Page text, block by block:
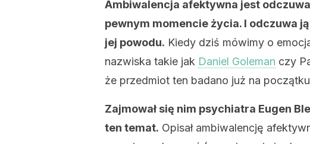
Ambiwalencja afektywna jest
pewnym momencie życia. I odczuwa
jej powodu. Kiedy dziś mówimy o
nazwiska takie jak Daniel Goleman czy
że przedmiot ten badano już na
Zajmował się nim psychiatra Eugen
ten temat. Opisał ambiwalencję